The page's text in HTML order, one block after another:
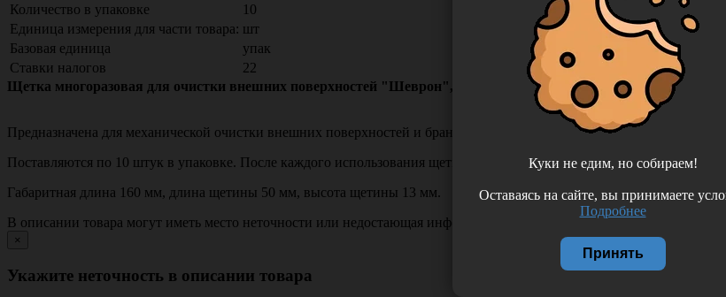
Количество в упаковке
10
Единица измерения для части товара: шт
Базовая единица
упак
Ставки налогов
22
Щетка многоразовая для очистки внешних поверхностей "Шеврон", 10 штук/упаковка, Россия (ООО
Предназначена для механической очистки внешних поверхностей и браншей инструментов перед последующей
Поставляются по 10 штук в упаковке. После каждого использования щетки подлежат обработке как инструменты к
Габаритная длина 160 мм, длина щетины 50 мм, высота щетины 13 мм.
В описании товара могут иметь место неточности или недостающая информация. Если вы заметили такую
×
Укажите неточность в описании товара
Куки не едим, но собираем!
Оставаясь на сайте, вы принимаете
Подробнее
Принять